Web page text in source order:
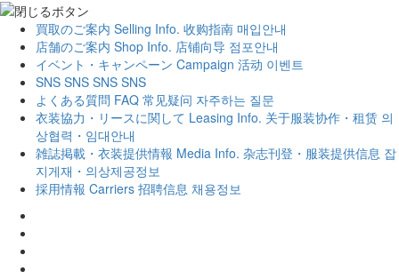
買取のご案内 Selling Info. 收购指南 매입안내
店舗のご案内 Shop Info. 店铺向导 점포안내
イベント・キャンペーン Campaign 活动 이벤트
SNS SNS SNS SNS
よくある質問 FAQ 常见疑问 자주하는 질문
衣装協力・リースに関して Leasing Info. 关于服装协作・租赁 의
상협력・임대안내
雑誌掲載・衣装提供情報 Media Info. 杂志刊登・服装提供信息 잡
지게재・의상제공정보
採用情報 Carriers 招聘信息 채용정보